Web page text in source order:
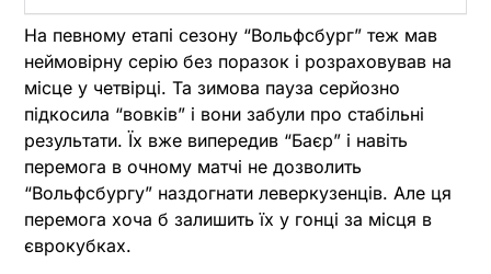
На певному етапі сезону “Вольфсбург” теж мав
неймовірну серію без поразок і розраховував на
місце у четвірці. Та зимова пауза серйозно
підкосила “вовків” і вони забули про стабільні
результати. Їх вже випередив “Баєр” і навіть
перемога в очному матчі не дозволить
“Вольфсбургу” наздогнати леверкузенців. Але ця
перемога хоча б залишить їх у гонці за місця в
єврокубках.